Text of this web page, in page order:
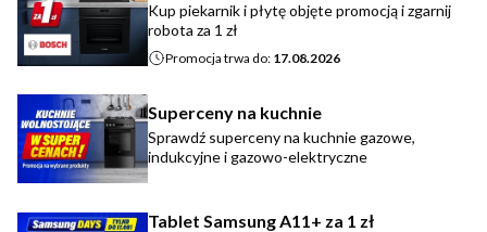
Kup piekarnik i płytę objęte promocją i zgarnij
robota za 1 zł
Promocja trwa do: 17.08.2026
Superceny na kuchnie
Sprawdź superceny na kuchnie gazowe,
indukcyjne i gazowo-elektryczne
Tablet Samsung A11+ za 1 zł